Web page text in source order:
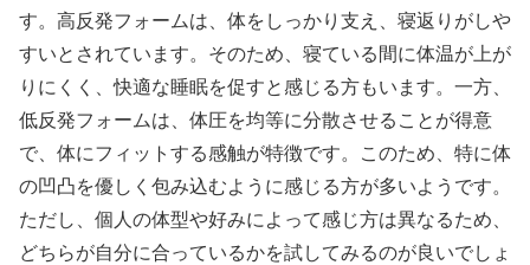
す。高反発フォームは、体をしっかり支え、寝返りがしや
すいとされています。そのため、寝ている間に体温が上が
りにくく、快適な睡眠を促すと感じる方もいます。一方、
低反発フォームは、体圧を均等に分散させることが得意
で、体にフィットする感触が特徴です。このため、特に体
の凹凸を優しく包み込むように感じる方が多いようです。
ただし、個人の体型や好みによって感じ方は異なるため、
どちらが自分に合っているかを試してみるのが良いでしょ